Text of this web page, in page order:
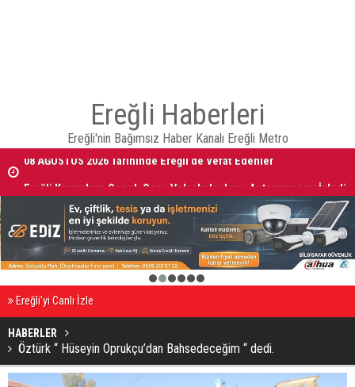
Ereğli Haberleri
Ereğli'nin Bağımsız Haber Kanalı Ereğli Metro
08 AĞUSTOS 2026 Tarihinde Ereğli’de Vefat Edenler
2 3 4 5 6
Ereğli’yi Canlı İzle
HABERLER
Öztürk “ Hüseyin Oprukçu’dan Bahsedeceğim “ dedi.